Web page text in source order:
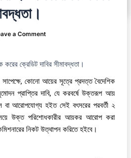
a Comment
ক্রেডিট দাবির সীমাবদ্ধতা।
কোনো আয়ের সূত্রে প্রদত্ত বৈদেশিক
প্রাপ্তির দাবি, যে করবর্ষে উক্তরূপ আয়
বা আরোপযোগ্য হইত সেই বৎসরের পরবর্তী ২
উক্ত পরিশোধকারীর আয়কর আরোপ করা
নিকট উত্থাপন করিতে হইবে।